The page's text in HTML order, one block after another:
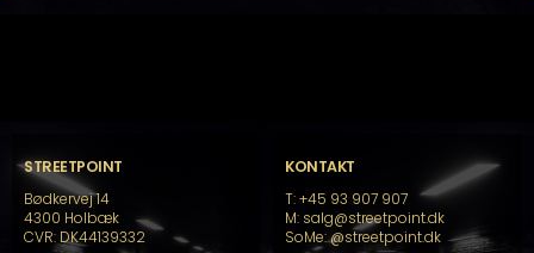
STREETPOINT
Bødkervej 14
4300 Holbæk
CVR: DK44139332
KONTAKT
T: +45 93 907 907
M: salg@streetpoint.dk
SoMe:@streetpoint.dk